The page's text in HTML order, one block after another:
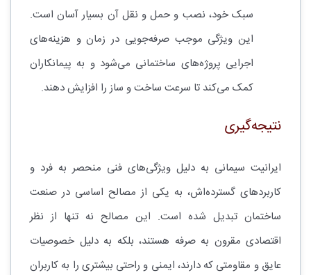
سبک خود، نصب و حمل و نقل آن بسیار آسان است.
این ویژگی موجب صرفه‌جویی در زمان و هزینه‌های
اجرایی پروژه‌های ساختمانی می‌شود و به پیمانکاران
کمک می‌کند تا سرعت ساخت و ساز را افزایش دهند.
نتیجه‌گیری
ایرانیت سیمانی به دلیل ویژگی‌های فنی منحصر به فرد و
کاربردهای گسترده‌اش، به یکی از مصالح اساسی در صنعت
ساختمان تبدیل شده است. این مصالح نه تنها از نظر
اقتصادی مقرون به صرفه هستند، بلکه به دلیل خصوصیات
عایق و مقاومتی که دارند، ایمنی و راحتی بیشتری را به کاربران